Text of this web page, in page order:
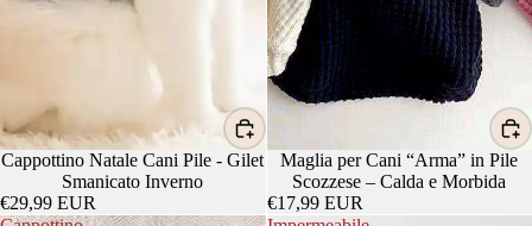
Cappottino Natale Cani Pile - Gilet
Smanicato Inverno
€29,99 EUR
Maglia per Cani “Arma” in Pile
Scozzese – Calda e Morbida
€17,99 EUR